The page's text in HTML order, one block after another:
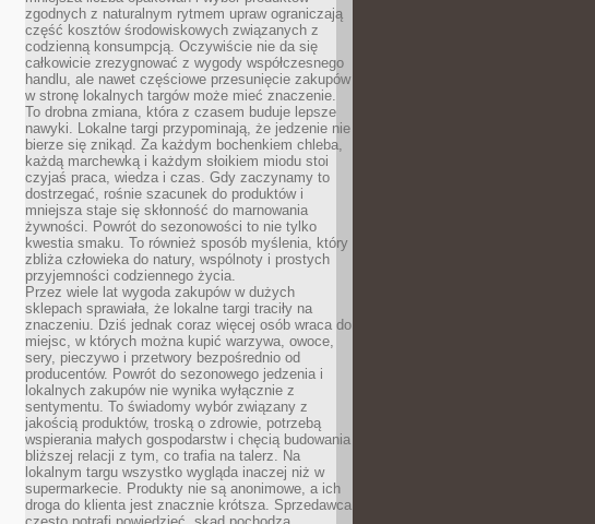
zgodnych z naturalnym rytmem upraw ograniczają
część kosztów środowiskowych związanych z
codzienną konsumpcją. Oczywiście nie da się
całkowicie zrezygnować z wygody współczesnego
handlu, ale nawet częściowe przesunięcie zakupów
w stronę lokalnych targów może mieć znaczenie.
To drobna zmiana, która z czasem buduje lepsze
nawyki. Lokalne targi przypominają, że jedzenie nie
bierze się znikąd. Za każdym bochenkiem chleba,
każdą marchewką i każdym słoikiem miodu stoi
czyjaś praca, wiedza i czas. Gdy zaczynamy to
dostrzegać, rośnie szacunek do produktów i
mniejsza staje się skłonność do marnowania
żywności. Powrót do sezonowości to nie tylko
kwestia smaku. To również sposób myślenia, który
zbliża człowieka do natury, wspólnoty i prostych
przyjemności codziennego życia.
Przez wiele lat wygoda zakupów w dużych
sklepach sprawiała, że lokalne targi traciły na
znaczeniu. Dziś jednak coraz więcej osób wraca do
miejsc, w których można kupić warzywa, owoce,
sery, pieczywo i przetwory bezpośrednio od
producentów. Powrót do sezonowego jedzenia i
lokalnych zakupów nie wynika wyłącznie z
sentymentu. To świadomy wybór związany z
jakością produktów, troską o zdrowie, potrzebą
wspierania małych gospodarstw i chęcią budowania
bliższej relacji z tym, co trafia na talerz. Na
lokalnym targu wszystko wygląda inaczej niż w
supermarkecie. Produkty nie są anonimowe, a ich
droga do klienta jest znacznie krótsza. Sprzedawca